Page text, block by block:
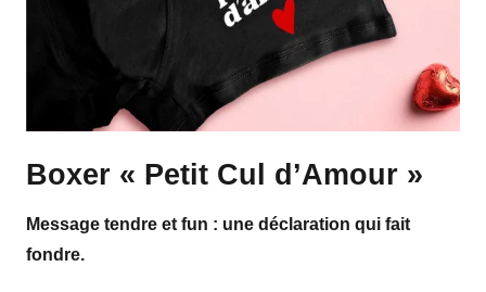
Boxer « Petit Cul d’Amour »
Message tendre et fun : une déclaration qui fait
fondre.